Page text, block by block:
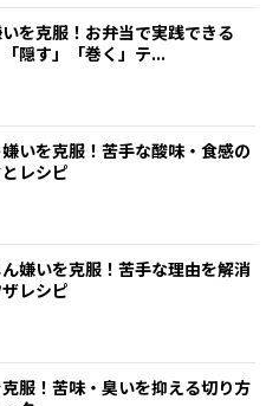
を克服！お弁当で実践できる
「隠す」「巻く」テ...
いを克服！苦手な酸味・食感の
レシピ
嫌いを克服！苦手な理由を解消
レシピ
服！苦味・臭いを抑える切り方